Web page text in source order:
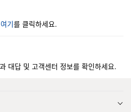
여기를 클릭하세요.
대답 및 고객센터 정보를 확인하세요.